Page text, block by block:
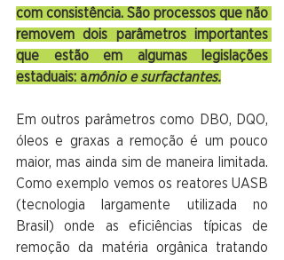
com consistência. São processos que não
removem dois parâmetros importantes
que estão em algumas legislações
estaduais: amônio e surfactantes.
Em outros parâmetros como DBO, DQO,
óleos e graxas a remoção é um pouco
maior, mas ainda sim de maneira limitada.
Como exemplo vemos os reatores UASB
(tecnologia largamente utilizada no
Brasil) onde as eficiências típicas de
remoção da matéria orgânica tratando